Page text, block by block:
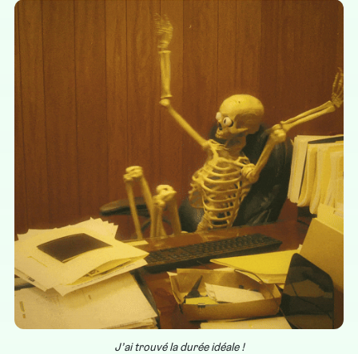
J’ai trouvé la durée idéale !